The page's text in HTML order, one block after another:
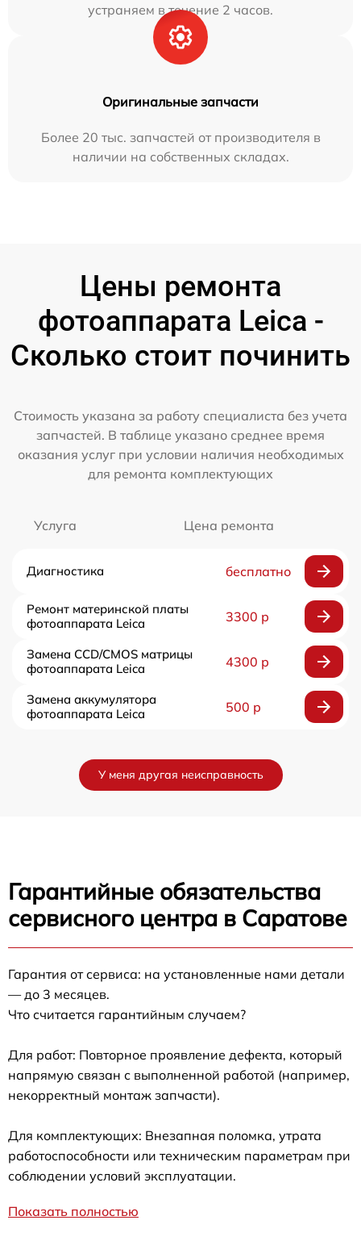
устраняем в течение 2 часов.
Оригинальные запчасти
Более 20 тыс. запчастей от производителя в
наличии на собственных складах.
Цены ремонта
фотоаппарата Leica -
Сколько стоит починить
Стоимость указана за работу специалиста без учета
запчастей. В таблице указано среднее время
оказания услуг при условии наличия необходимых
для ремонта комплектующих
Услуга Цена ремонта
Диагностика бесплатно
Ремонт материнской платы
фотоаппарата Leica
3300 р
Замена CCD/CMOS матрицы
фотоаппарата Leica
4300 р
Замена аккумулятора
фотоаппарата Leica
500 р
У меня другая неисправность
Гарантийные обязательства
сервисного центра в Саратове
Гарантия от сервиса: на установленные нами детали
— до 3 месяцев.
Что считается гарантийным случаем?
Для работ: Повторное проявление дефекта, который
напрямую связан с выполненной работой (например,
некорректный монтаж запчасти).
Для комплектующих: Внезапная поломка, утрата
работоспособности или техническим параметрам при
соблюдении условий эксплуатации.
Показать полностью